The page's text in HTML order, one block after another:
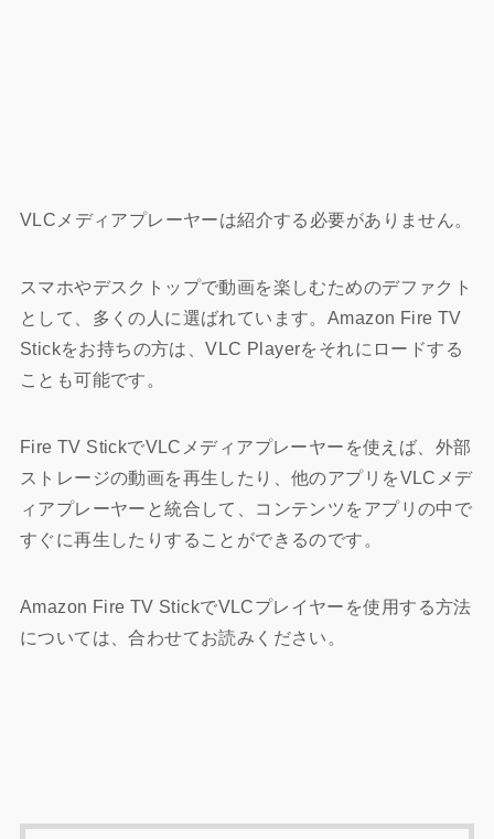
VLCメディアプレーヤーは紹介する必要がありません。
スマホやデスクトップで動画を楽しむためのデファクト
として、多くの人に選ばれています。Amazon Fire TV
Stickをお持ちの方は、VLC Playerをそれにロードする
ことも可能です。
Fire TV StickでVLCメディアプレーヤーを使えば、外部
ストレージの動画を再生したり、他のアプリをVLCメデ
ィアプレーヤーと統合して、コンテンツをアプリの中で
すぐに再生したりすることができるのです。
Amazon Fire TV StickでVLCプレイヤーを使用する方法
については、合わせてお読みください。